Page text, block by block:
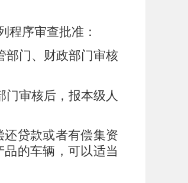
程序审查批准：
部门、财政部门审核
审核后，报本级人
贷款或者有偿集资
的车辆，可以适当